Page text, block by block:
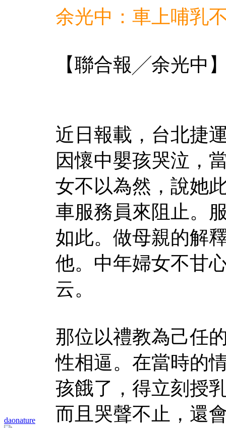
daonature
余光中：車上哺乳
【聯合報╱余光中
近日報載，台北捷
因懷中嬰孩哭泣，
女不以為然，說她
車服務員來阻止。
如此。做母親的解
他。中年婦女不甘
云。
那位以禮教為己任
性相逼。在當時的
孩餓了，得立刻授
而且哭聲不止，還